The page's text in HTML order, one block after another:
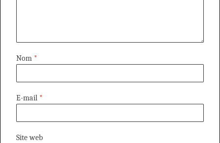
Nom *
E-mail *
Site web